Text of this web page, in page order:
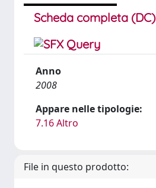
Scheda completa (DC)
Anno
2008
Appare nelle tipologie:
7.16 Altro
File in questo prodotto: